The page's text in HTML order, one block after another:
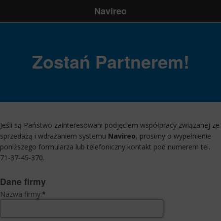
Navireo
Zostań Partnerem!
Jeśli są Państwo zainteresowani podjęciem współpracy związanej ze
sprzedażą i wdrażaniem systemu Navireo, prosimy o wypełnienie
poniższego formularza lub telefoniczny kontakt pod numerem tel.
71-37-45-370.
Dane firmy
Nazwa firmy:*